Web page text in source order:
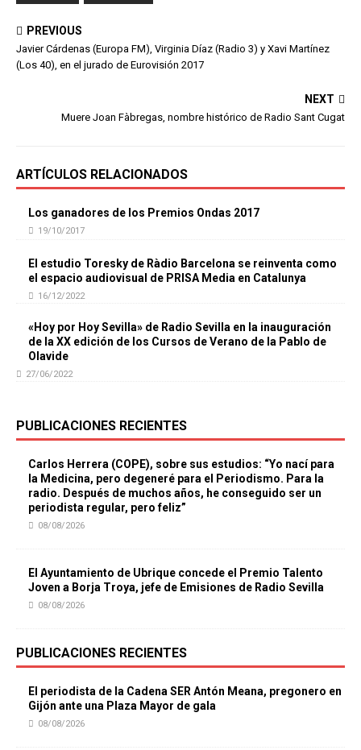
PREVIOUS
Javier Cárdenas (Europa FM), Virginia Díaz (Radio 3) y Xavi Martínez
(Los 40), en el jurado de Eurovisión 2017
NEXT
Muere Joan Fàbregas, nombre histórico de Radio Sant Cugat
ARTÍCULOS RELACIONADOS
Los ganadores de los Premios Ondas 2017
19/10/2017
El estudio Toresky de Ràdio Barcelona se reinventa como
el espacio audiovisual de PRISA Media en Catalunya
16/12/2022
«Hoy por Hoy Sevilla» de Radio Sevilla en la inauguración
de la XX edición de los Cursos de Verano de la Pablo de
Olavide
27/06/2022
PUBLICACIONES RECIENTES
Carlos Herrera (COPE), sobre sus estudios: “Yo nací para
la Medicina, pero degeneré para el Periodismo. Para la
radio. Después de muchos años, he conseguido ser un
periodista regular, pero feliz”
08/08/2026
El Ayuntamiento de Ubrique concede el Premio Talento
Joven a Borja Troya, jefe de Emisiones de Radio Sevilla
08/08/2026
PUBLICACIONES RECIENTES
El periodista de la Cadena SER Antón Meana, pregonero en
Gijón ante una Plaza Mayor de gala
08/08/2026